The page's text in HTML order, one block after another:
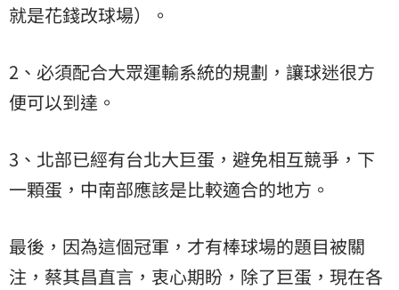
就是花錢改球場）。
2、必須配合大眾運輸系統的規劃，讓球迷很方
便可以到達。
3、北部已經有台北大巨蛋，避免相互競爭，下
一顆蛋，中南部應該是比較適合的地方。
最後，因為這個冠軍，才有棒球場的題目被關
注，蔡其昌直言，衷心期盼，除了巨蛋，現在各